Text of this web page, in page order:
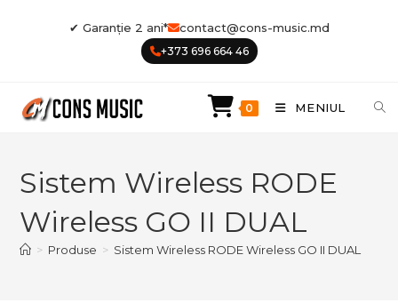
✔ Garanție 2 ani* contact@cons-music.md
+373 696 664 46
0 MENIUL
Sistem Wireless RODE
Wireless GO II DUAL
> Produse > Sistem Wireless RODE Wireless GO II DUAL